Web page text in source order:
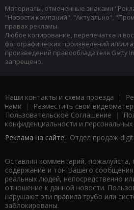
Материалы, отмеченные знаками
"Новости компаний", "Актуально",
правах рекламы.
Любое копирование, перепечатка и
фотографических произведений и/или
произведений правообладателя Getty
запрещено.
Наши контакты и схема проезда |
нами | Разместить свои
Пользовательское Соглашение |
конфиденциальности и
Реклама на сайте: Отдел продаж
Оставляя комментарий,
содержание и тон Вашего сообщения
реальных людей, непосредственно
отношение к данной новости.
нарушают эти правила грубо или
заблокированы.